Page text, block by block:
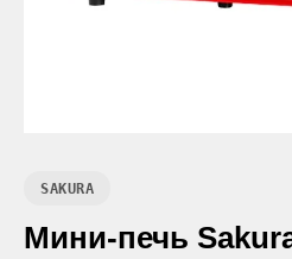
SAKURA
Мини-печь